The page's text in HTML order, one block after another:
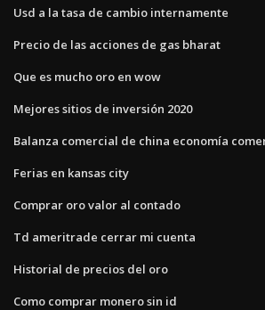
Usd a la tasa de cambio internamente
Precio de las acciones de gas bharat
Que es mucho oro en wow
Mejores sitios de inversión 2020
Balanza comercial de china economía
Ferias en kansas city
Comprar oro valor al contado
Td ameritrade cerrar mi cuenta
Historial de precios del oro
Como comprar monero sin id